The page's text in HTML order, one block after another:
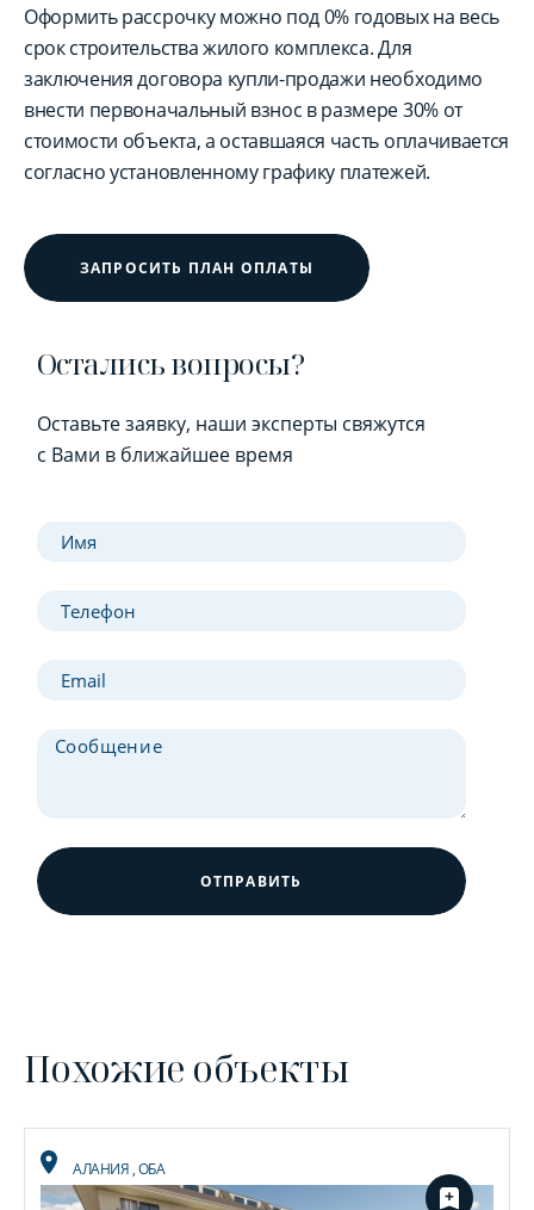
Оформить рассрочку можно под 0% годовых на весь
срок строительства жилого комплекса. Для
заключения договора купли-продажи необходимо
внести первоначальный взнос в размере 30% от
стоимости объекта, а оставшаяся часть оплачивается
согласно установленному графику платежей.
ЗАПРОСИТЬ ПЛАН ОПЛАТЫ
Остались вопросы?
Оставьте заявку, наши эксперты свяжутся
с Вами в ближайшее время
ОТПРАВИТЬ
Похожие объекты
АЛАНИЯ,ОБА